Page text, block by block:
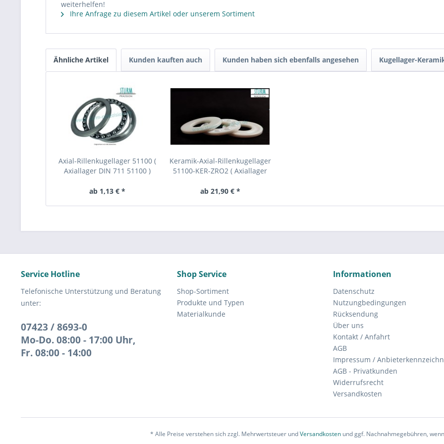
weiterhelfen!
Ihre Anfrage zu diesem Artikel oder unserem Sortiment
Ähnliche Artikel Kunden kauften auch Kunden haben sich ebenfalls angesehen Kugellager-
Axial-Rillenkugellager 51100 (
Axiallager DIN 711 51100 )
ab 1,13 € *
Keramik-Axial-Rillenkugellager
51100-KER-ZRO2 ( Axiallager
ab 21,90 € *
Service Hotline
Telefonische Unterstützung und Beratung
unter:
07423 / 8693-0
Mo-Do. 08:00 - 17:00 Uhr,
Fr. 08:00 - 14:00
Shop Service
Shop-Sortiment
Produkte und Typen
Materialkunde
Informationen
Datenschutz
Nutzungbedingungen
Rücksendung
Über uns
Kontakt / Anfahrt
AGB
Impressum /
AGB - Privatkunden
Widerrufsrecht
Versandkosten
* Alle Preise verstehen sich zzgl. Mehrwertsteuer undVersandkosten und ggf. Nachnahmegebühren,